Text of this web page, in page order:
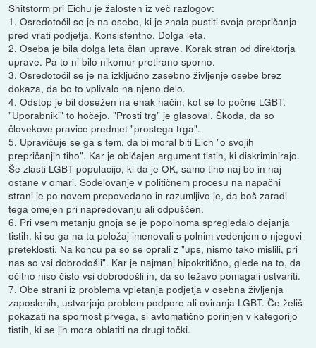
Shitstorm pri Eichu je žalosten iz več razlogov:
1. Osredotočil se je na osebo, ki je znala pustiti svoja prepričanja
pred vrati podjetja. Konsistentno. Dolga leta.
2. Oseba je bila dolga leta član uprave. Korak stran od direktorja
uprave. Pa to ni bilo nikomur pretirano sporno.
3. Osredotočil se je na izključno zasebno življenje osebe brez
dokaza, da bo to vplivalo na njeno delo.
4. Odstop je bil dosežen na enak način, kot se to počne LGBT.
"Uporabniki" to hočejo. "Prosti trg" je glasoval. Škoda, da so
človekove pravice predmet "prostega trga".
5. Upravičuje se ga s tem, da bi moral biti Eich "o svojih
prepričanjih tiho". Kar je običajen argument tistih, ki diskriminirajo.
Še zlasti LGBT populacijo, ki da je OK, samo tiho naj bo in naj
ostane v omari. Sodelovanje v političnem procesu na napačni
strani je po novem prepovedano in razumljivo je, da boš zaradi
tega omejen pri napredovanju ali odpuščen.
6. Pri vsem metanju gnoja se je popolnoma spregledalo dejanja
tistih, ki so ga na ta položaj imenovali s polnim vedenjem o njegovi
preteklosti. Na koncu pa so se oprali z "ups, nismo tako mislili, pri
nas so vsi dobrodošli". Kar je najmanj hipokritično, glede na to, da
očitno niso čisto vsi dobrodošli in, da so težavo pomagali ustvariti.
7. Obe strani iz problema vpletanja podjetja v osebna življenja
zaposlenih, ustvarjajo problem podpore ali oviranja LGBT. Če želiš
pokazati na spornost prvega, si avtomatično porinjen v kategorijo
tistih, ki se jih mora oblatiti na drugi točki.